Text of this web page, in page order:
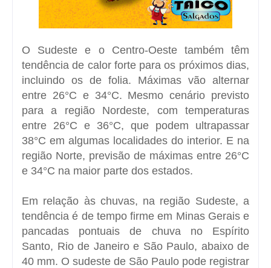
O Sudeste e o Centro-Oeste também têm
tendência de calor forte para os próximos dias,
incluindo os de folia. Máximas vão alternar
entre 26°C e 34°C. Mesmo cenário previsto
para a região Nordeste, com temperaturas
entre 26°C e 36°C, que podem ultrapassar
38°C em algumas localidades do interior. E na
região Norte, previsão de máximas entre 26°C
e 34°C na maior parte dos estados.
Em relação às chuvas, na região Sudeste, a
tendência é de tempo firme em Minas Gerais e
pancadas pontuais de chuva no Espírito
Santo, Rio de Janeiro e São Paulo, abaixo de
40 mm. O sudeste de São Paulo pode registrar